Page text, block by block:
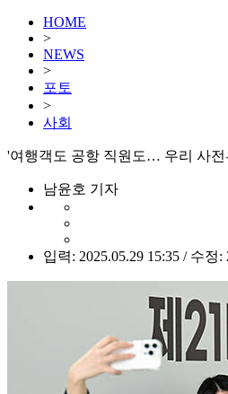
HOME
>
NEWS
>
포토
>
사회
'여행객도 공항 직원도… 우리 사
남윤호 기자
입력: 2025.05.29 15:35 / 수정: